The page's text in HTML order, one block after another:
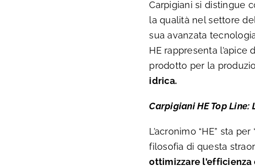
Carpigiani si distingue
la qualità nel settore
sua avanzata
HE rappresenta
prodotto per la
idrica.
Carpigiani HE Top Line:
L’acronimo “HE” sta per
filosofia di questa
ottimizzare